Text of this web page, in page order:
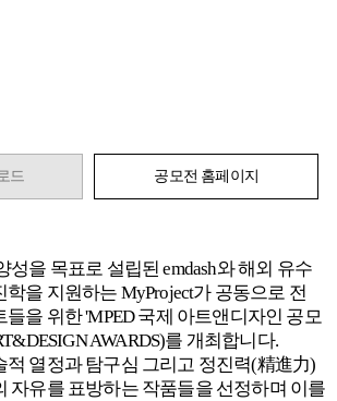
드 공모전 홈페이지
성을 목표로 설립된 emdash와 해외 유수
을 지원하는 MyProject가 공동으로 전
을 위한 'MPED 국제 아트앤디자인 공모
AWARDS)를 개최합니다.
적 열정과 탐구심 그리고 정진력(精進力)
자유를 표방하는 작품들을 선정하며 이를